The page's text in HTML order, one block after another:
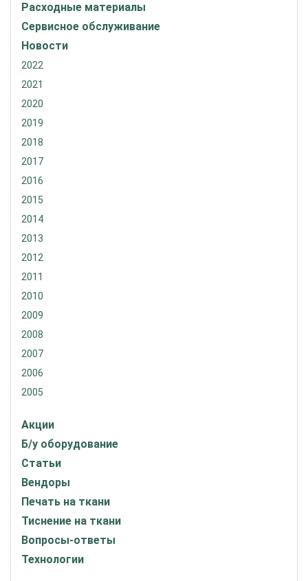
Расходные материалы
Сервисное обслуживание
Новости
2022
2021
2020
2019
2018
2017
2016
2015
2014
2013
2012
2011
2010
2009
2008
2007
2006
2005
Акции
Б/у оборудование
Статьи
Вендоры
Печать на ткани
Тиснение на ткани
Вопросы-ответы
Технологии